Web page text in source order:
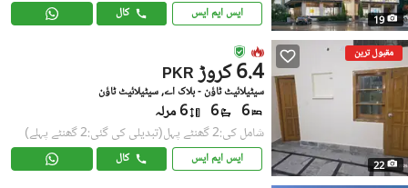
19 ایس ایم ایس کال
مقبول ترین
22
PKR 6.4 کروڑ
سیٹیلائیٹ ٹاؤن - بلاک اے, سیٹیلائیٹ ٹاؤن
6
6 6 مرلہ
شامل کی:2 گھنٹے پہل (تبدیلی کی گئی:2 گھنٹے پہلے)
ایس ایم ایس کال